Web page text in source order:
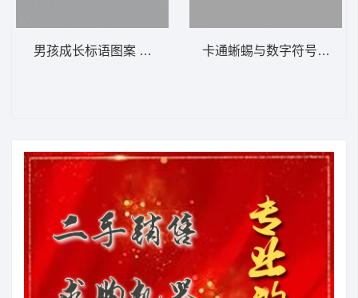
男孩成长标语图案 童装 卡通 贴布卡通蜥蜴与数字符号装饰